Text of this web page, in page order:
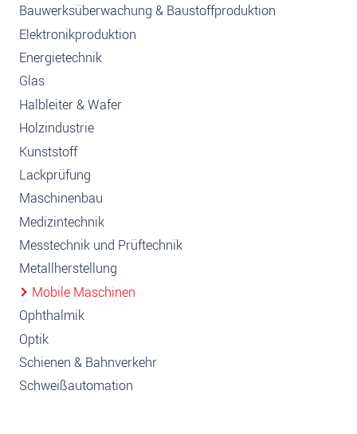
Bauwerksüberwachung & Baustoffproduktion
Elektronikproduktion
Energietechnik
Glas
Halbleiter & Wafer
Holzindustrie
Kunststoff
Lackprüfung
Maschinenbau
Medizintechnik
Messtechnik und Prüftechnik
Metallherstellung
Mobile Maschinen
Ophthalmik
Optik
Schienen & Bahnverkehr
Schweißautomation